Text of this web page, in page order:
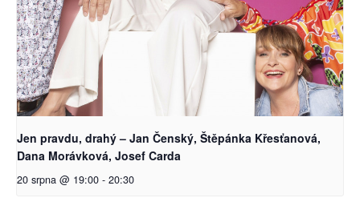
Jen pravdu, drahý – Jan Čenský, Štěpánka Křesťanová,
Dana Morávková, Josef Carda
20 srpna @ 19:00 - 20:30